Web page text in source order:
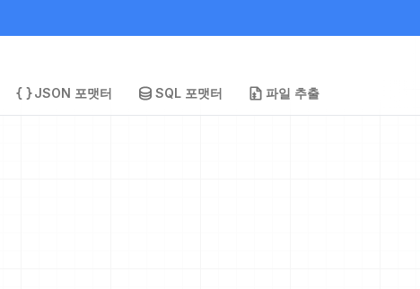
JSON 포맷터 SQL 포맷터 파일 추출